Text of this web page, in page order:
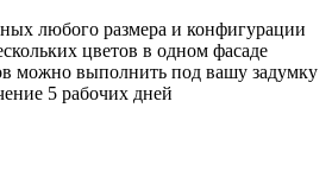
любого размера и конфигурации
цветов в одном фасаде
можно выполнить под вашу задумку
5 рабочих дней